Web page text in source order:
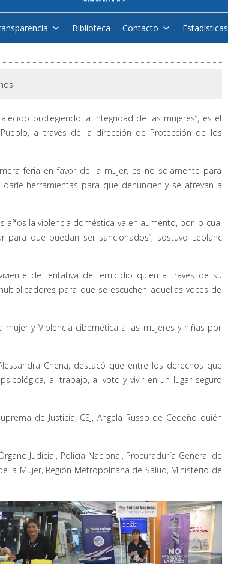
Biblioteca Contacto Estadísticas
protegiendo la integridad de las mujeres”, es el
a través de la dirección de Protección de los
feria en favor de la mujer, es no solamente para
herramientas para que denuncien y se atrevan a
años la violencia doméstica va en aumento, por lo cual
que puedan ser sancionados”, sostuvo Leblanc
de tentativa de femicidio quien a través de su
para que se escuchen aquellas voces de
y Violencia cibernética a las mujeres y niñas por
Chena, destacó que entre los derechos que
al trabajo, al voto y vivir en un lugar seguro
de Justicia, CSJ, Angela Russo de Cedeño quién
Judicial, Policía Nacional, Procuraduría General de
la Mujer, Región Metropolitana de Salud, Ministerio de